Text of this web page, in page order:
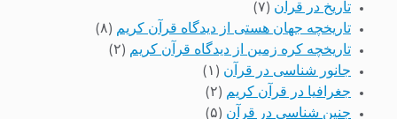
تاریخ در قرآن (۷)
تاریخچه جهان هستی از دیدگاه قرآن کریم (۸)
تاریخچه کره زمین از دیدگاه قرآن کریم (۲)
جانور شناسی در قرآن (۱)
جغرافیا در قرآن کریم (۲)
جنین شناسی در قرآن (۵)